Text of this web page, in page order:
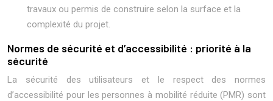
travaux ou permis de construire selon la surface et la
complexité du projet.
Normes de sécurité et d’accessibilité : priorité à la
sécurité
La sécurité des utilisateurs et le respect des normes
d’accessibilité pour les personnes à mobilité réduite (PMR) sont